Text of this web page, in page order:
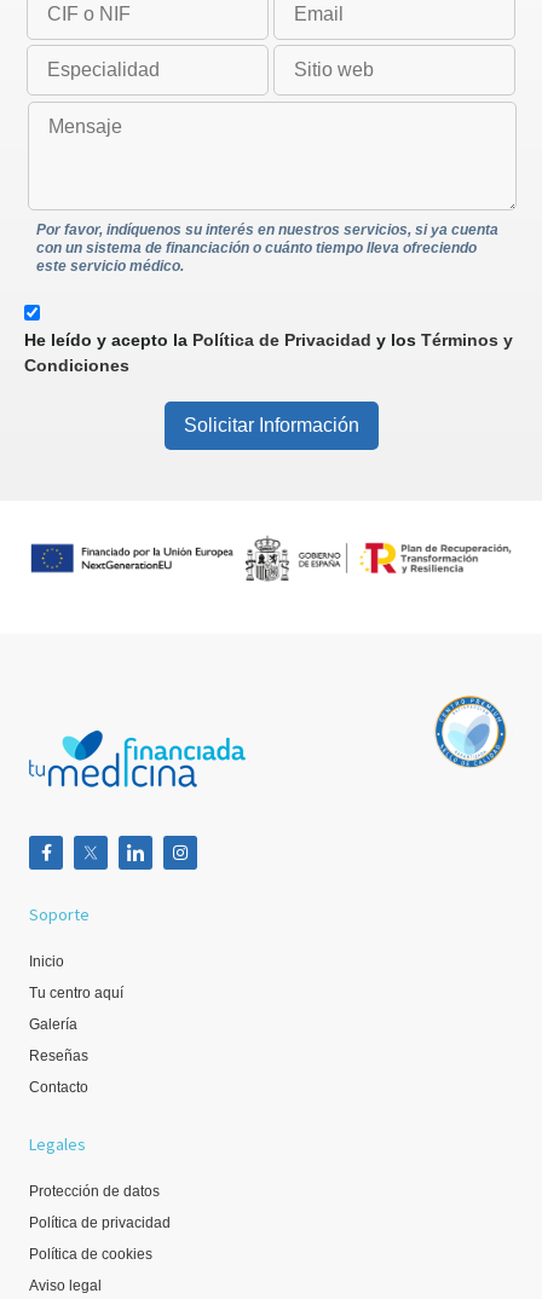
Por favor, indíquenos su interés en nuestros servicios, si ya cuenta
con un sistema de financiación o cuánto tiempo lleva ofreciendo
este servicio médico.
He leído y acepto la Política de Privacidad y los Términos y
Condiciones
Solicitar Información
Soporte
Inicio
Tu centro aquí
Galería
Reseñas
Contacto
Legales
Protección de datos
Política de privacidad
Política de cookies
Aviso legal